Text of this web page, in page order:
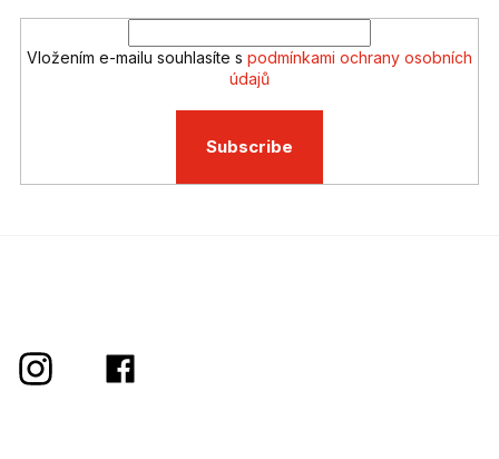
s
Vložením e-mailu souhlasíte s podmínkami ochrany osobních
údajů
Subscribe